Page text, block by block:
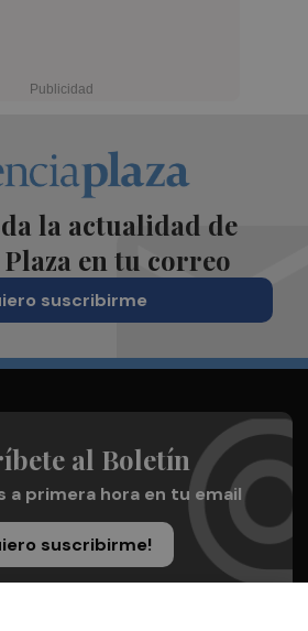
la actualidad de
en tu correo
suscribirme
al Boletín
a primera hora en tu email
suscribirme!